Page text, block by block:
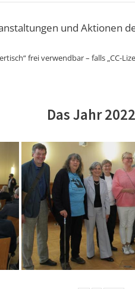
und Aktionen
frei verwendbar – falls „CC-
Das Jahr